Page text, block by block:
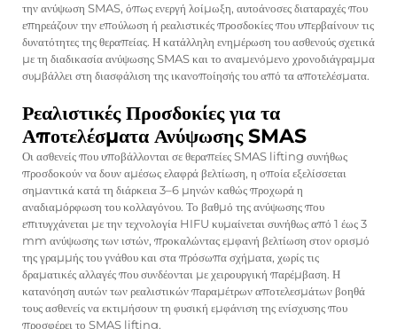
την ανύψωση SMAS, όπως ενεργή λοίμωξη, αυτοάνοσες διαταραχές που
επηρεάζουν την επούλωση ή ρεαλιστικές προσδοκίες που υπερβαίνουν τις
δυνατότητες της θεραπείας. Η κατάλληλη ενημέρωση του ασθενούς σχετικά
με τη διαδικασία ανύψωσης SMAS και το αναμενόμενο χρονοδιάγραμμα
συμβάλλει στη διασφάλιση της ικανοποίησής του από τα αποτελέσματα.
Ρεαλιστικές Προσδοκίες για τα
Αποτελέσματα Ανύψωσης SMAS
Οι ασθενείς που υποβάλλονται σε θεραπείες SMAS lifting συνήθως
προσδοκούν να δουν αμέσως ελαφρά βελτίωση, η οποία εξελίσσεται
σημαντικά κατά τη διάρκεια 3–6 μηνών καθώς προχωρά η
αναδιαμόρφωση του κολλαγόνου. Το βαθμό της ανύψωσης που
επιτυγχάνεται με την τεχνολογία HIFU κυμαίνεται συνήθως από 1 έως 3
mm ανύψωσης των ιστών, προκαλώντας εμφανή βελτίωση στον ορισμό
της γραμμής του γνάθου και στα πρόσωπα σχήματα, χωρίς τις
δραματικές αλλαγές που συνδέονται με χειρουργική παρέμβαση. Η
κατανόηση αυτών των ρεαλιστικών παραμέτρων αποτελεσμάτων βοηθά
τους ασθενείς να εκτιμήσουν τη φυσική εμφάνιση της ενίσχυσης που
προσφέρει το SMAS lifting.